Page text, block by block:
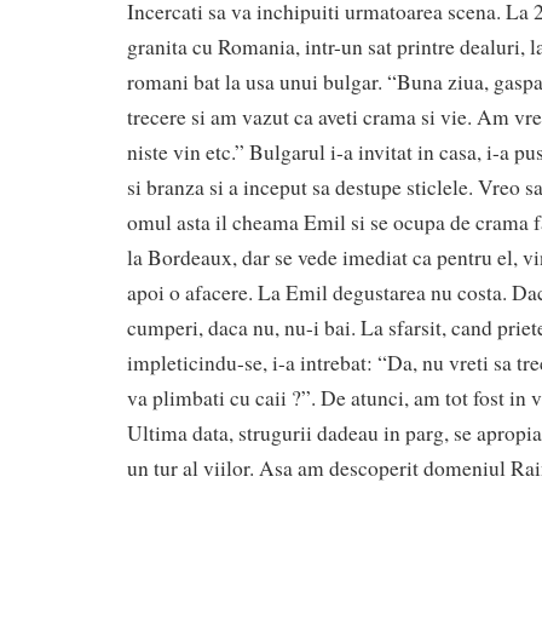
Incercati sa va inchipuiti urmatoarea scena. La
granita cu Romania, intr-un sat printre dealuri,
romani bat la usa unui bulgar. “Buna ziua,
trecere si am vazut ca aveti crama si vie. Am
niste vin etc.” Bulgarul i-a invitat in casa, i-a
si branza si a inceput sa destupe sticlele. Vreo
omul asta il cheama Emil si se ocupa de
la Bordeaux, dar se vede imediat ca pentru el,
apoi o afacere. La Emil degustarea nu costa.
cumperi, daca nu, nu-i bai. La sfarsit, cand
impleticindu-se, i-a intrebat: “Da, nu vreti sa
va plimbati cu caii ?”. De atunci, am tot fost in
Ultima data, strugurii dadeau in parg, se
un tur al viilor. Asa am descoperit domeniul